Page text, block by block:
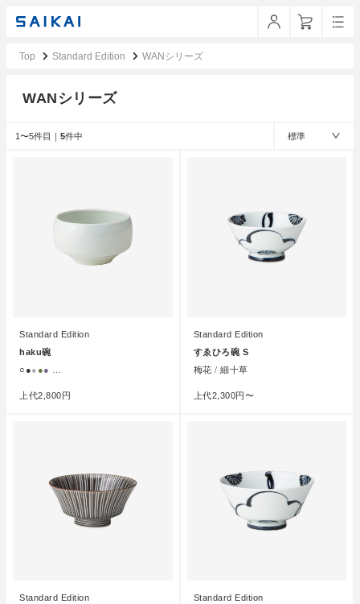
Top Standard Edition WANシリーズ
WANシリーズ
1〜5件目｜ 5件中 標準
Standard Edition
haku碗
○ ●● ●●
上代2,800円
Standard Edition
すゑひろ碗 S
梅花 / 細十草
上代2,300円〜
Standard Edition
Standard Edition